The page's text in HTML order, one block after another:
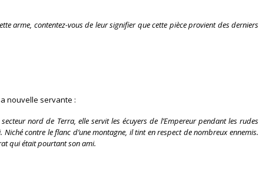
arme, contentez-vous de leur signifier que cette pièce provient des derniers
nouvelle servante :
nord de Terra, elle servit les écuyers de l’Empereur pendant les rudes
contre le flanc d’une montagne, il tint en respect de nombreux ennemis.
qui était pourtant son ami.